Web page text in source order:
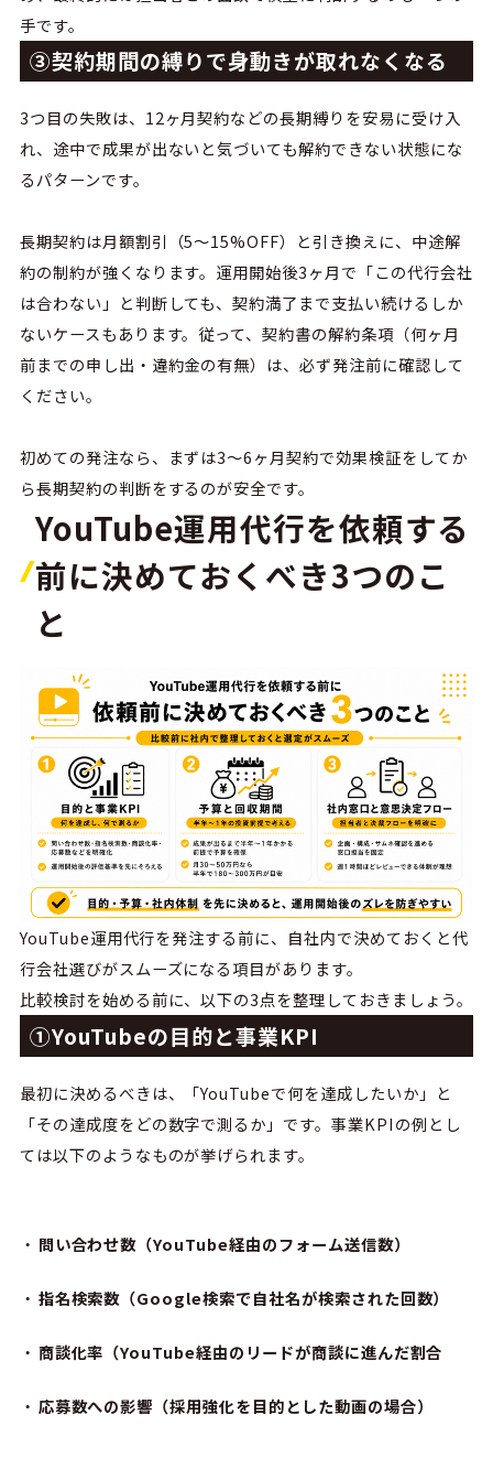
手です。
③契約期間の縛りで身動きが取れなくなる
3つ目の失敗は、 12ヶ月契約などの長期縛りを安易に受け入
れ、途中で成果が出ないと気づいても解約できない状態にな
るパターンです。
長期契約は月額割引（5〜15%OFF）と引き換えに、中途解
約の制約が強くなります。運用開始後3ヶ月で「この代行会社
は合わない」と判断しても、契約満了まで支払い続けるしか
ないケースもあります。従って、契約書の解約条項（何ヶ月
前までの申し出・違約金の有無）は、必ず発注前に確認して
ください。
初めての発注なら、まずは3〜6ヶ月契約で効果検証をしてか
ら長期契約の判断をするのが安全です。
YouTube運用代行を依頼する
前に決めておくべき3つのこ
と
YouTube運用代行を発注する前に、自社内で決めておくと代
行会社選びがスムーズになる項目があります。
比較検討を始める前に、以下の3点を整理しておきましょう。
①YouTubeの目的と事業KPI
最初に決めるべきは、「YouTubeで何を達成したいか」と
「その達成度をどの数字で測るか」です。事業KPIの例とし
ては以下のようなものが挙げられます。
問い合わせ数（YouTube経由のフォーム送信数）
指名検索数（Google検索で自社名が検索された回数）
商談化率（YouTube経由のリードが商談に進んだ割合
応募数への影響（採用強化を目的とした動画の場合）